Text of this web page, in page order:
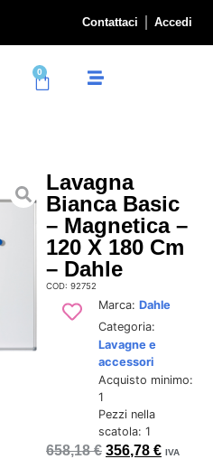
Contattaci Accedi
0
Lavagna
Bianca Basic
– Magnetica –
120 X 180 Cm
– Dahle
COD: 92752
Marca: Dahle
Categoria:
Lavagne e
accessori
Acquisto minimo:
1
Pezzi nella
scatola: 1
658,18€ 356,78€ IVA